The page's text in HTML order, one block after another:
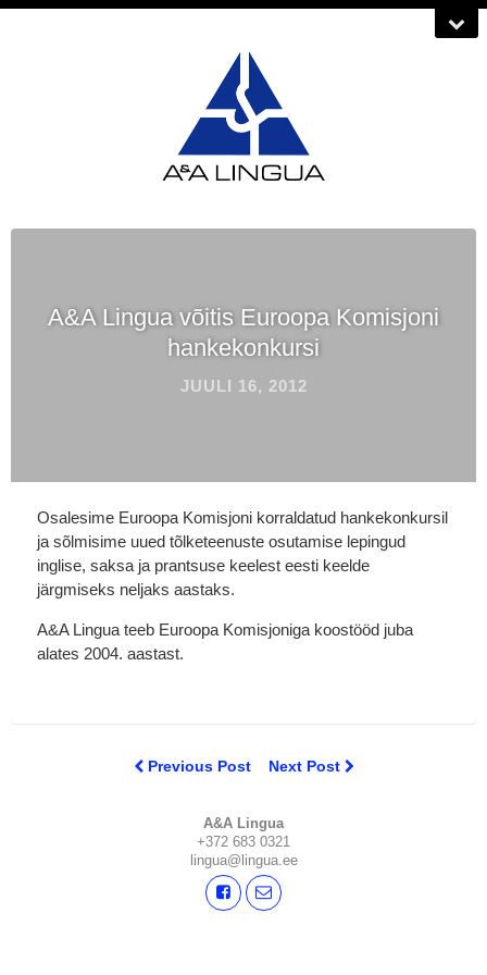
A&A Lingua võitis Euroopa Komisjoni
hankekonkursi
JUULI 16, 2012
Osalesime Euroopa Komisjoni korraldatud hankekonkursil
ja sõlmisime uued tõlketeenuste osutamise lepingud
inglise, saksa ja prantsuse keelest eesti keelde
järgmiseks neljaks aastaks.
A&A Lingua teeb Euroopa Komisjoniga koostööd juba
alates 2004. aastast.
Previous Post Next Post
A&A Lingua
+372 683 0321
lingua@lingua.ee